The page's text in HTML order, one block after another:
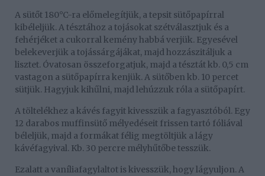
A sütőt 180°C-ra előmelegítjük, a tepsit sütőpapírral
kibéleljük. A tésztához a tojásokat szétválasztjuk és a
fehérjéket a cukorral kemény habbá verjük. Egyesével
belekeverjük a tojássárgájákat, majd hozzászitáljuk a
lisztet. Óvatosan összeforgatjuk, majd a tésztát kb. 0,5 cm
vastagon a sütőpapírra kenjük. A sütőben kb. 10 percet
sütjük. Hagyjuk kihűlni, majd lehúzzuk róla a sütőpapírt.
A töltelékhez a kávés fagyit kivesszük a fagyasztóból. Egy
12 darabos muffinsütő mélyedéseit frissen tartó fóliával
béleljük, majd a formákat félig megtöltjük a lágy
kávéfagyival. Kb. 30 percre mélyhűtőbe tesszük.
Ezalatt a vaníliafagylaltot is kivesszük, hogy lágyuljon. A